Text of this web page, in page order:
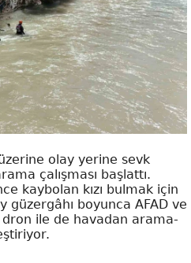
olay yerine sevk
çalışması başlattı.
kaybolan kızı bulmak için
boyunca AFAD ve
dron ile de havadan arama-